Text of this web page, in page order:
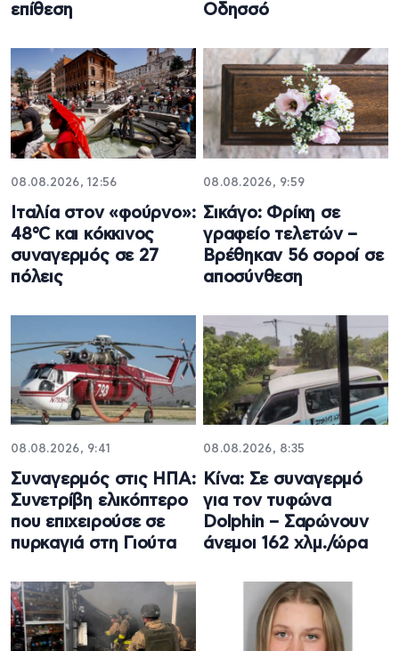
επίθεση
Οδησσό
08.08.2026, 12:56
Ιταλία στον «φούρνο»:
48°C και κόκκινος
συναγερμός σε 27
πόλεις
08.08.2026, 9:59
Σικάγο: Φρίκη σε
γραφείο τελετών –
Βρέθηκαν 56 σοροί σε
αποσύνθεση
08.08.2026, 9:41
Συναγερμός στις ΗΠΑ:
Συνετρίβη ελικόπτερο
που επιχειρούσε σε
πυρκαγιά στη Γιούτα
08.08.2026, 8:35
Κίνα: Σε συναγερμό
για τον τυφώνα
Dolphin – Σαρώνουν
άνεμοι 162 χλμ./ώρα